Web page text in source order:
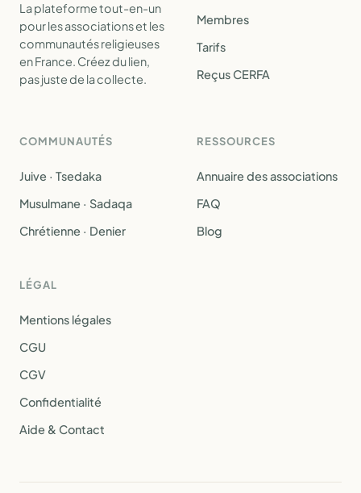
La plateforme tout-en-un
pour les associations et les
communautés religieuses
en France. Créez du lien,
pas juste de la collecte.
Membres
Tarifs
Reçus CERFA
COMMUNAUTÉS
Juive · Tsedaka
Musulmane · Sadaqa
Chrétienne · Denier
RESSOURCES
Annuaire des associations
FAQ
Blog
LÉGAL
Mentions légales
CGU
CGV
Confidentialité
Aide & Contact